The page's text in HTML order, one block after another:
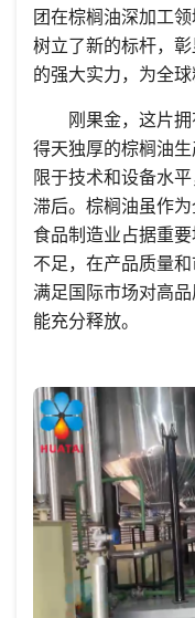
团在棕榈油深加工
树立了新的标杆，
的强大实力，为全
刚果金，这片
得天独厚的棕榈油
限于技术和设备水
滞后。棕榈油虽作
食品制造业占据重
不足，在产品质量
满足国际市场对高
能充分释放。